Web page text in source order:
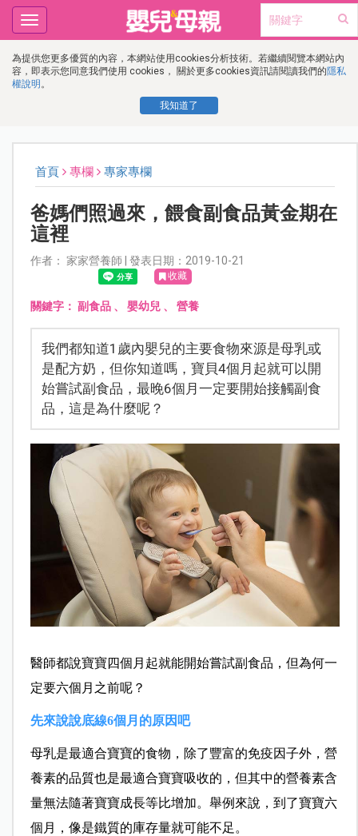
為提供您更多優質的內容，本網站使用cookies分析技術。若繼續閱覽本網站內
容，即表示您同意我們使用 cookies， 關於更多cookies資訊請閱讀我們的隱私
權說明 。
我知道了
Toggle
navigation
首頁 專欄 專家專欄
爸媽們照過來，餵食副食品黃金期在
這裡
作者： 家家營養師 | 發表日期：2019-10-21
收藏
關鍵字： 副食品、 嬰幼兒、 營養
我們都知道1歲內嬰兒的主要食物來源是母乳或
是配方奶，但你知道嗎，寶貝4個月起就可以開
始嘗試副食品，最晚6個月一定要開始接觸副食
品，這是為什麼呢？
醫師都說寶寶四個月起就能開始嘗試副食品，但為何一
定要六個月之前呢？
先來說說底線6個月的原因吧
母乳是最適合寶寶的食物，除了豐富的免疫因子外，營
養素的品質也是最適合寶寶吸收的，但其中的營養素含
量無法隨著寶寶成長等比增加。舉例來說，到了寶寶六
個月，像是鐵質的庫存量就可能不足。